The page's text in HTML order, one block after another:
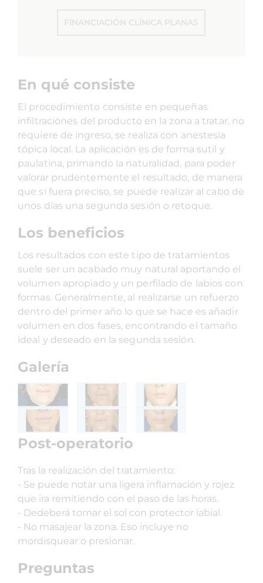
FINANCIACIÓN CLÍNICA PLANAS
En qué consiste
El procedimiento consiste en pequeñas
infiltraciones del producto en la zona a tratar, no
requiere de ingreso, se realiza con anestesia
tópica local. La aplicación es de forma sutil y
paulatina, primando la naturalidad, para poder
valorar prudentemente el resultado, de manera
que si fuera preciso, se puede realizar al cabo de
unos días una segunda sesión o retoque.
Los beneficios
Los resultados con este tipo de tratamientos
suele ser un acabado muy natural aportando el
volumen apropiado y un perfilado de labios con
formas. Generalmente, al realizarse un refuerzo
dentro del primer año lo que se hace es añadir
volumen en dos fases, encontrando el tamaño
ideal y deseado en la segunda sesión.
Galería
Post-operatorio
Tras la realización del tratamiento:
- Se puede notar una ligera inflamación y rojez
que ira remitiendo con el paso de las horas.
- Dedeberá tomar el sol con protector labial.
- No masajear la zona. Eso incluye no
mordisquear o presionar.
Preguntas